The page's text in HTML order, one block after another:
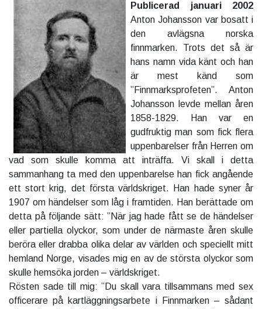
Publicerad januari 2002
Anton Johansson var bosatt i
den avlägsna norska
finnmarken. Trots det så är
hans namn vida känt och han
är mest känd som
”Finnmarksprofeten”. Anton
Johansson levde mellan åren
1858-1829. Han var en
gudfruktig man som fick flera
uppenbarelser från Herren om
vad som skulle komma att inträffa. Vi skall i detta
sammanhang ta med den uppenbarelse han fick angående
ett stort krig, det första världskriget. Han hade syner år
1907 om händelser som låg i framtiden. Han berättade om
detta på följande sätt: ”När jag hade fått se de händelser
eller partiella olyckor, som under de närmaste åren skulle
beröra eller drabba olika delar av världen och speciellt mitt
hemland Norge, visades mig en av de största olyckor som
skulle hemsöka jorden – världskriget.
Rösten sade till mig: ”Du skall vara tillsammans med sex
officerare på kartläggningsarbete i Finnmarken – sådant